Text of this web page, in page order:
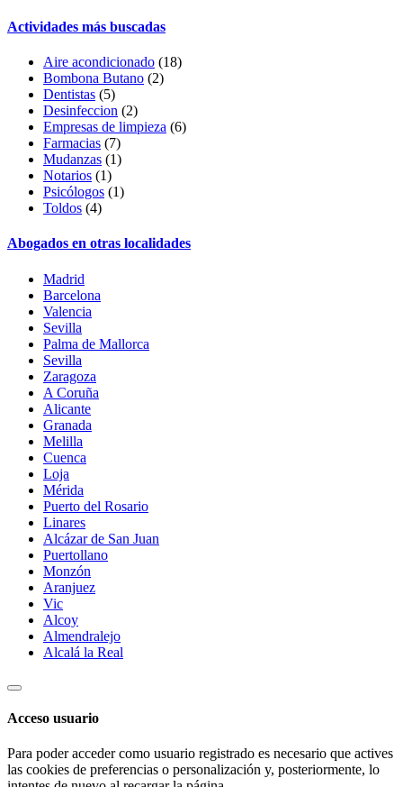
Actividades más buscadas
Aire acondicionado (18)
Bombona Butano (2)
Dentistas (5)
Desinfeccion (2)
Empresas de limpieza (6)
Farmacias (7)
Mudanzas (1)
Notarios (1)
Psicólogos (1)
Toldos (4)
Abogados en otras localidades
Madrid
Barcelona
Valencia
Sevilla
Palma de Mallorca
Sevilla
Zaragoza
A Coruña
Alicante
Granada
Melilla
Cuenca
Loja
Mérida
Puerto del Rosario
Linares
Alcázar de San Juan
Puertollano
Monzón
Aranjuez
Vic
Alcoy
Almendralejo
Alcalá la Real
Acceso usuario
Para poder acceder como usuario registrado es necesario que actives
las cookies de preferencias o personalización y, posteriormente, lo